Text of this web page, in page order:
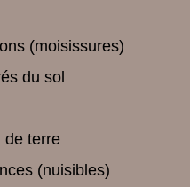
(moisissures)
du sol
de terre
(nuisibles)